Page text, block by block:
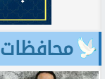
محافظات